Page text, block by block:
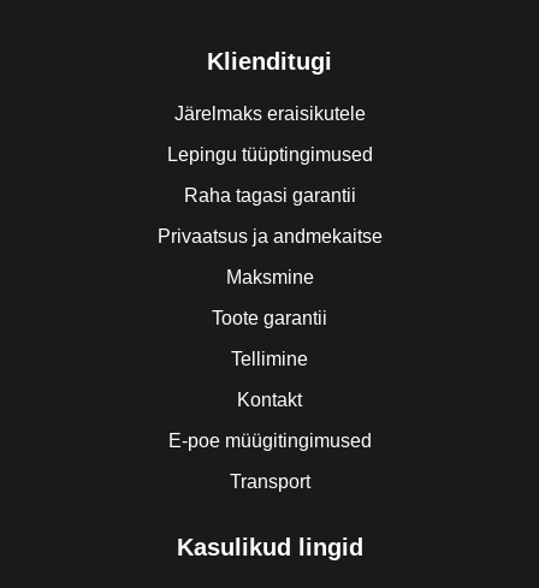
Klienditugi
Järelmaks eraisikutele
Lepingu tüüptingimused
Raha tagasi garantii
Privaatsus ja andmekaitse
Maksmine
Toote garantii
Tellimine
Kontakt
E-poe müügitingimused
Transport
Kasulikud lingid